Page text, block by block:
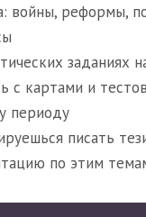
войны, реформы,
заданиях
с картами и
периоду
писать
по этим